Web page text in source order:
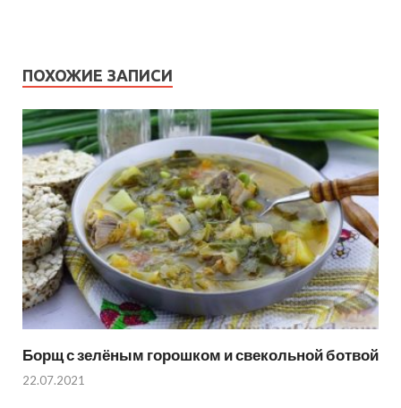
ПОХОЖИЕ ЗАПИСИ
Борщ с зелёным горошком и свекольной ботвой
22.07.2021